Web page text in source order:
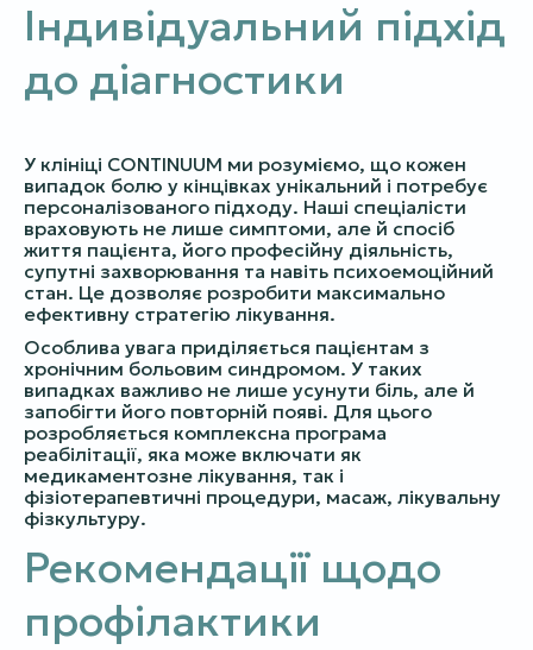
Індивідуальний підхід
до діагностики
У клініці CONTINUUM ми розуміємо, що кожен
випадок болю у кінцівках унікальний і потребує
персоналізованого підходу. Наші спеціалісти
враховують не лише симптоми, але й спосіб
життя пацієнта, його професійну діяльність,
супутні захворювання та навіть психоемоційний
стан. Це дозволяє розробити максимально
ефективну стратегію лікування.
Особлива увага приділяється пацієнтам з
хронічним больовим синдромом. У таких
випадках важливо не лише усунути біль, але й
запобігти його повторній появі. Для цього
розробляється комплексна програма
реабілітації, яка може включати як
медикаментозне лікування, так і
фізіотерапевтичні процедури, масаж, лікувальну
фізкультуру.
Рекомендації щодо
профілактики